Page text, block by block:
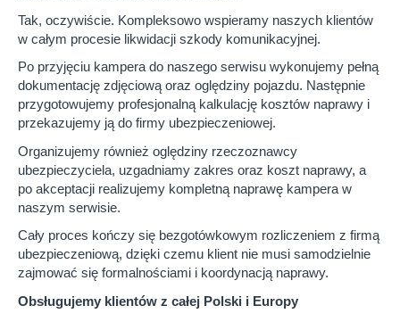
Tak, oczywiście. Kompleksowo wspieramy naszych klientów
w całym procesie likwidacji szkody komunikacyjnej.
Po przyjęciu kampera do naszego serwisu wykonujemy pełną
dokumentację zdjęciową oraz oględziny pojazdu. Następnie
przygotowujemy profesjonalną kalkulację kosztów naprawy i
przekazujemy ją do firmy ubezpieczeniowej.
Organizujemy również oględziny rzeczoznawcy
ubezpieczyciela, uzgadniamy zakres oraz koszt naprawy, a
po akceptacji realizujemy kompletną naprawę kampera w
naszym serwisie.
Cały proces kończy się bezgotówkowym rozliczeniem z firmą
ubezpieczeniową, dzięki czemu klient nie musi samodzielnie
zajmować się formalnościami i koordynacją naprawy.
Obsługujemy klientów z całej Polski i Europy